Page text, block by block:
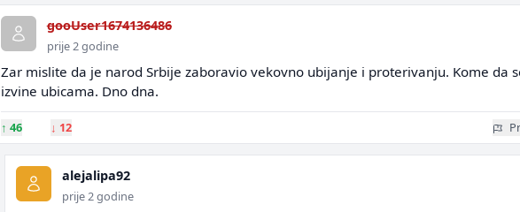
gooUser1674136486
prije 2 godine
Zar mislite da je narod Srbije zaboravio vekovno ubijanje i proterivanju. Kome da
izvine ubicama. Dno dna.
↑ 46 ↓ 12
alejalipa92
prije 2 godine